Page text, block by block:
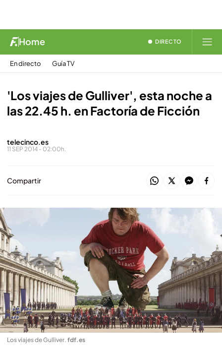
Home DIRECTO
En directo Guía TV
'Los viajes de Gulliver', esta noche a
las 22.45 h. en Factoría de Ficción
telecinco.es
11 SEP 2014 - 02:00h.
Compartir
Los viajes de Gulliver. fdf.es